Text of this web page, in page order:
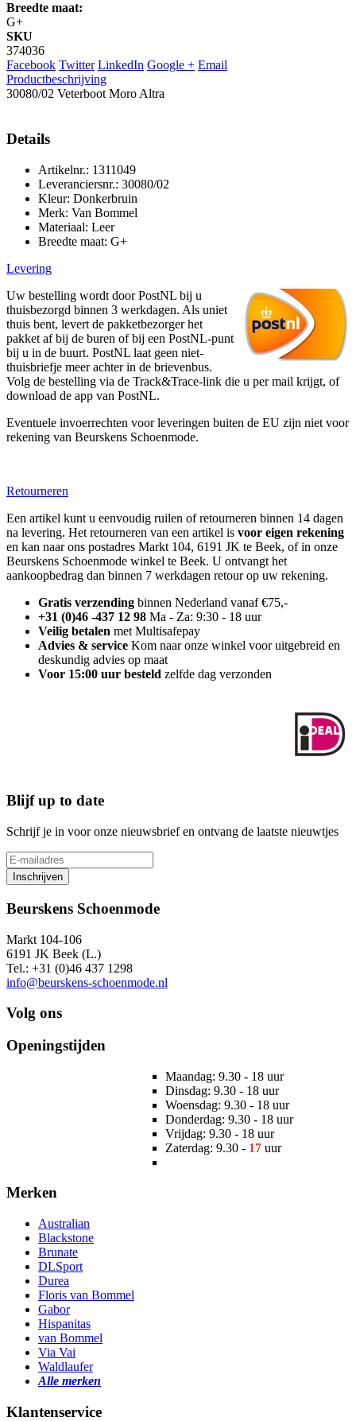
Breedte maat:
G+
SKU
374036
Facebook Twitter LinkedIn Google + Email
Productbeschrijving
30080/02 Veterboot Moro Altra
Details
Artikelnr.: 1311049
Leveranciersnr.: 30080/02
Kleur: Donkerbruin
Merk: Van Bommel
Materiaal: Leer
Breedte maat: G+
Levering
Uw bestelling wordt door PostNL bij u
thuisbezorgd binnen 3 werkdagen. Als uniet
thuis bent, levert de pakketbezorger het
pakket af bij de buren of bij een PostNL-punt
bij u in de buurt. PostNL laat geen niet-
thuisbriefje meer achter in de brievenbus.
Volg de bestelling via de Track&Trace-link die u per mail krijgt, of
download de app van PostNL.
Eventuele invoerrechten voor leveringen buiten de EU zijn niet voor
rekening van Beurskens Schoenmode.
Retourneren
Een artikel kunt u eenvoudig ruilen of retourneren binnen 14 dagen
na levering. Het retourneren van een artikel is voor eigen rekening
en kan naar ons postadres Markt 104, 6191 JK te Beek, of in onze
Beurskens Schoenmode winkel te Beek. U ontvangt het
aankoopbedrag dan binnen 7 werkdagen retour op uw rekening.
Gratis verzending binnen Nederland vanaf €75,-
+31 (0)46 -437 12 98 Ma - Za: 9:30 - 18 uur
Veilig betalen met Multisafepay
Advies & service Kom naar onze winkel voor uitgebreid en
deskundig advies op maat
Voor 15:00 uur besteld zelfde dag verzonden
Blijf up to date
Schrijf je in voor onze nieuwsbrief en ontvang de laatste nieuwtjes
Inschrijven
Beurskens Schoenmode
Markt 104-106
6191 JK Beek (L.)
Tel.: +31 (0)46 437 1298
info@beurskens-schoenmode.nl
Volg ons
Openingstijden
Maandag: 9.30 - 18 uur
Dinsdag: 9.30 - 18 uur
Woensdag: 9.30 - 18 uur
Donderdag: 9.30 - 18 uur
Vrijdag: 9.30 - 18 uur
Zaterdag: 9.30 - 17 uur
Merken
Australian
Blackstone
Brunate
DLSport
Durea
Floris van Bommel
Gabor
Hispanitas
van Bommel
Via Vai
Waldlaufer
Alle merken
Klantenservice